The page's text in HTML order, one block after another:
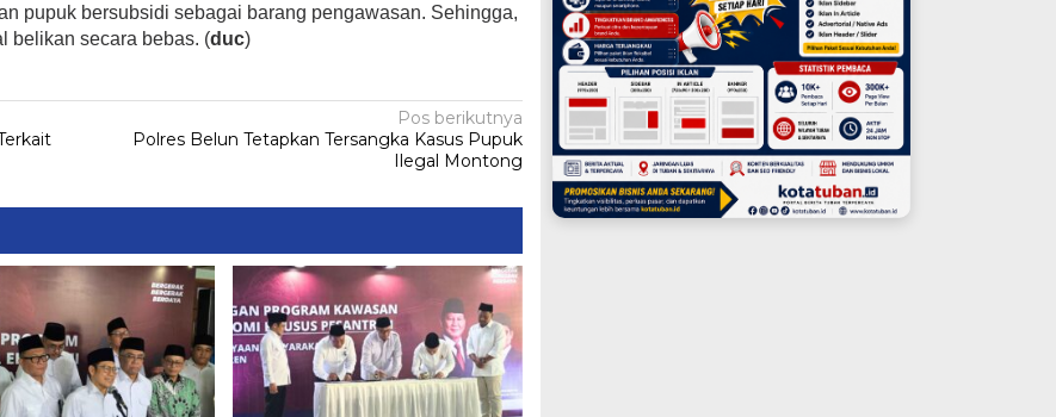
pupuk bersubsidi sebagai barang pengawasan. Sehingga,
belikan secara bebas. (duc)
Pos berikutnya
Polres Belun Tetapkan Tersangka Kasus Pupuk
Ilegal Montong